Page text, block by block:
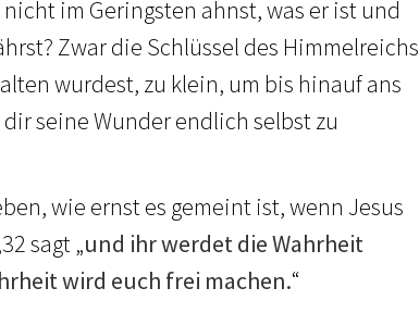
im Geringsten ahnst, was er ist und
Zwar die Schlüssel des Himmelreichs
wurdest, zu klein, um bis hinauf ans
seine Wunder endlich selbst zu
wie ernst es gemeint ist, wenn Jesus
sagt „und ihr werdet die Wahrheit
wird euch frei machen.“